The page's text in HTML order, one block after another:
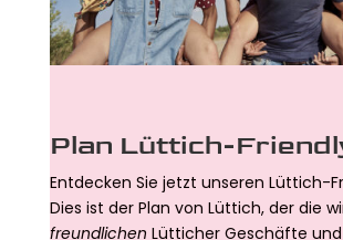
Plan Lüttich-
Entdecken Sie jetzt unseren Lüttich-
Dies ist der Plan von Lüttich, der die
freundlichen Lütticher Geschäfte und